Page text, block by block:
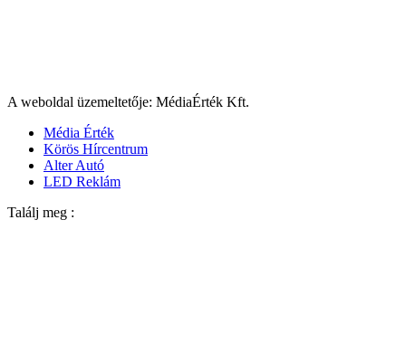
A weboldal üzemeltetője: MédiaÉrték Kft.
Média Érték
Körös Hírcentrum
Alter Autó
LED Reklám
Találj meg :